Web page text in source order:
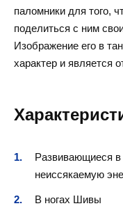
паломники для того,
поделиться с ним
Изображение его в
характер и является
Развивающиеся
неиссякаемую
В ногах Шивы